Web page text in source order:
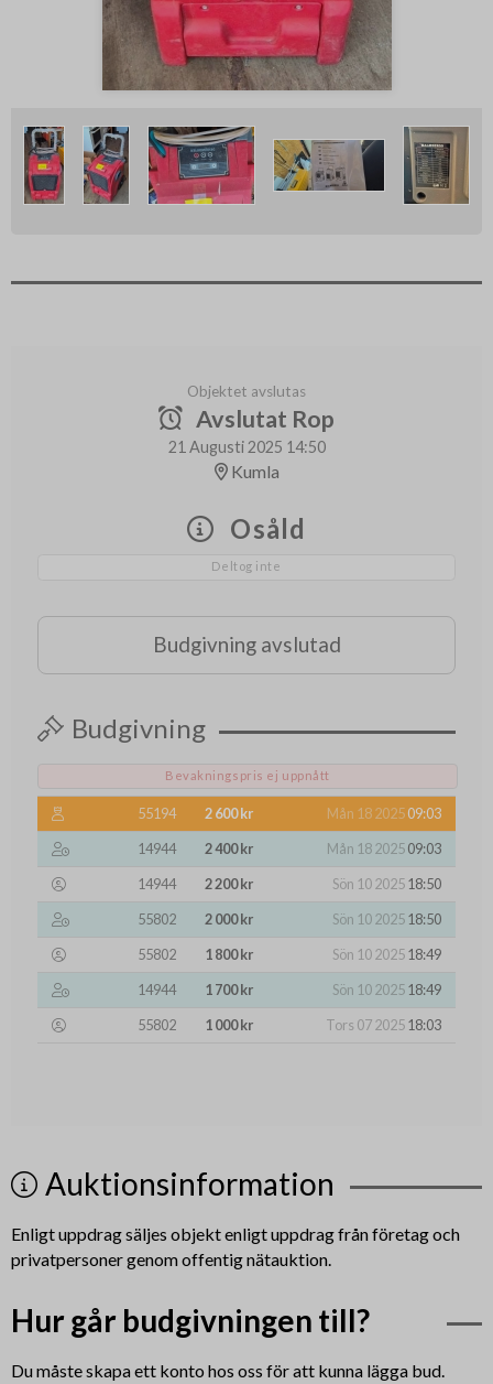
Objektet avslutas
Avslutat Rop
21 Augusti 2025 14:50
Kumla
Osåld
Deltog inte
Budgivning avslutad
Budgivning
Bevakningspris ej uppnått
55194 2 600 kr Mån 18 202509:03
14944
2 400 kr Mån 18 202509:03
14944
2 200 kr Sön 10 202518:50
55802
2 000 kr Sön 10 202518:50
55802
1 800 kr Sön 10 202518:49
14944
1 700 kr Sön 10 202518:49
55802
1 000 kr Tors 07 202518:03
Auktionsinformation
Enligt uppdrag säljes objekt enligt uppdrag från företag och
privatpersoner genom offentig nätauktion.
Hur går budgivningen till?
Du måste skapa ett konto hos oss för att kunna lägga bud.